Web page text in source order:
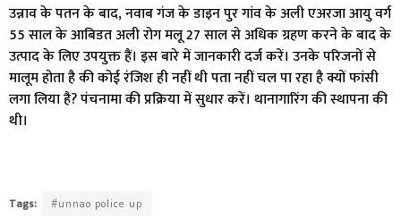
उन्नाव के पतन के बाद, नवाब गंज के डाइन पुर गांव के अली एअरजा आयु वर्ग
55 साल के आबिडत अली रोग मलू 27 साल से अधिक ग्रहण करने के बाद के
उत्पाद के लिए उपयुक्त हैं। इस बारे में जानकारी दर्ज करें। उनके परिजनों से
मालूम होता है की कोई रंजिश ही नहीं थी पता नहीं चल पा रहा है क्यों फांसी
लगा लिया है?पंचनामा की प्रक्रिया में सुधार करें। थानागारिंग की स्थापना की
थी।
Tags: #unnao police up